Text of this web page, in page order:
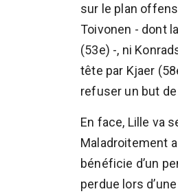
sur le plan
Toivonen - dont
(53e) -, ni
tête par Kjaer
refuser un but
En face, Lille va
Maladroitement
bénéficie d’un
perdue lors